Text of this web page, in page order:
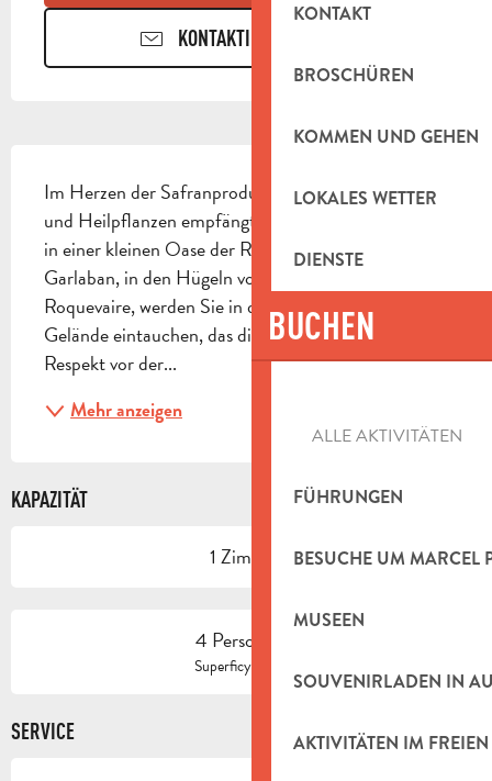
KONTAKT
BROSCHÜREN
KOMMEN UND GEHEN
LOKALES WETTER
DIENSTE
BUCHEN
ALLE AKTIVITÄTEN
FÜHRUNGEN
BESUCHE UM MARCEL
MUSEEN
SOUVENIRLADEN IN
AKTIVITÄTEN IM FREIEN
KONTAKTIEREN SIE UNS
Im Herzen der Safranproduktion sowie von Aroma-
und Heilpflanzen empfängt Sie das Cabanon de Lili
in einer kleinen Oase der Ruhe. Am Fuße des
Garlaban, in den Hügeln von Pagnol in der Stadt
Roquevaire, werden Sie in dieses 1 Hektar große
Gelände eintauchen, das die Eigentümer mit
Respekt vor der...
Mehr anzeigen
KAPAZITÄT
1 Zimmer
4 Person(en)
Superficy : 18 m
SERVICE